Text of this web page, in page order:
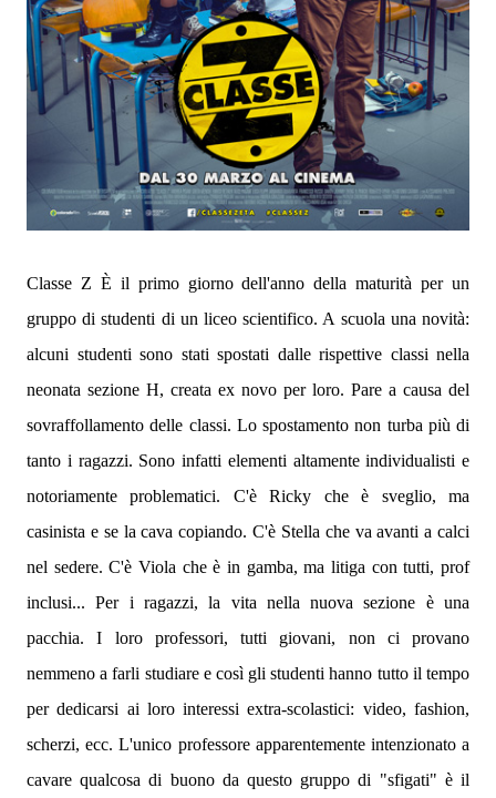
Classe Z È il primo giorno dell'anno della maturità per un
gruppo di studenti di un liceo scientifico. A scuola una novità:
alcuni studenti sono stati spostati dalle rispettive classi nella
neonata sezione H, creata ex novo per loro. Pare a causa del
sovraffollamento delle classi. Lo spostamento non turba più di
tanto i ragazzi. Sono infatti elementi altamente individualisti e
notoriamente problematici. C'è Ricky che è sveglio, ma
casinista e se la cava copiando. C'è Stella che va avanti a calci
nel sedere. C'è Viola che è in gamba, ma litiga con tutti, prof
inclusi... Per i ragazzi, la vita nella nuova sezione è una
pacchia. I loro professori, tutti giovani, non ci provano
nemmeno a farli studiare e così gli studenti hanno tutto il tempo
per dedicarsi ai loro interessi extra-scolastici: video, fashion,
scherzi, ecc. L'unico professore apparentemente intenzionato a
cavare qualcosa di buono da questo gruppo di "sfigati" è il